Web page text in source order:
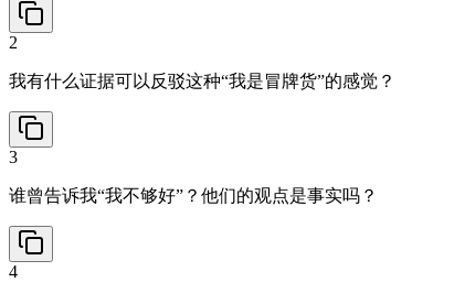
2
我有什么证据可以反驳这种“我是冒牌货”的感觉？
3
谁曾告诉我“我不够好”？他们的观点是事实吗？
4